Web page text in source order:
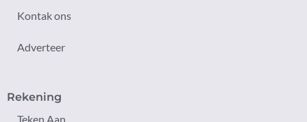
Kontak ons
Adverteer
Rekening
Teken Aan